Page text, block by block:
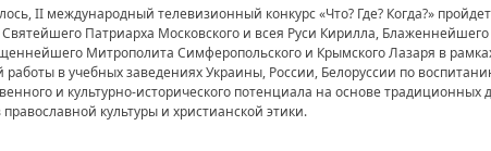
II международный телевизионный конкурс «Что? Где? Когда?»
Патриарха Московского и всея Руси Кирилла,
Митрополита Симферопольского и Крымского Лазаря в
работы в учебных заведениях Украины, России, Белоруссии по
и культурно-исторического потенциала на основе
культуры и христианской этики.